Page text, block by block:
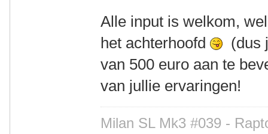
Alle input is welkom,
het achterhoofd
(dus
van 500 euro aan te
van jullie ervaringen!
Milan SL Mk3 #039 -